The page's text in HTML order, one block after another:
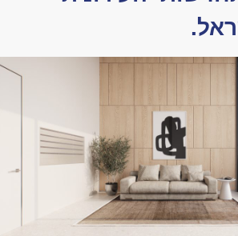
ניסיון רב בייזום
היקף בתחום
העירונית